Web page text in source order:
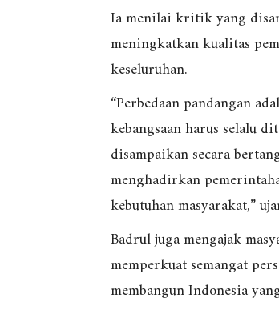
Ia menilai kritik yang
meningkatkan kualitas
keseluruhan.
“Perbedaan pandangan
kebangsaan harus selalu
disampaikan secara
menghadirkan
kebutuhan masyarakat,”
Badrul juga mengajak
memperkuat semangat
membangun Indonesia